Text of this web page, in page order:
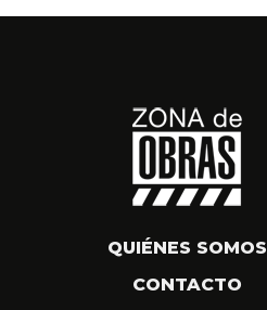
QUIÉNES SOMOS
CONTACTO